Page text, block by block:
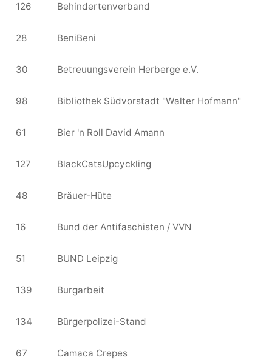
126 Behindertenverband
28 BeniBeni
30 Betreuungsverein Herberge e.V.
98 Bibliothek Südvorstadt "Walter Hofmann"
61 Bier 'n Roll David Amann
127 BlackCatsUpcyckling
48 Bräuer-Hüte
16 Bund der Antifaschisten / VVN
51 BUND Leipzig
139 Burgarbeit
134 Bürgerpolizei-Stand
67 Camaca Crepes